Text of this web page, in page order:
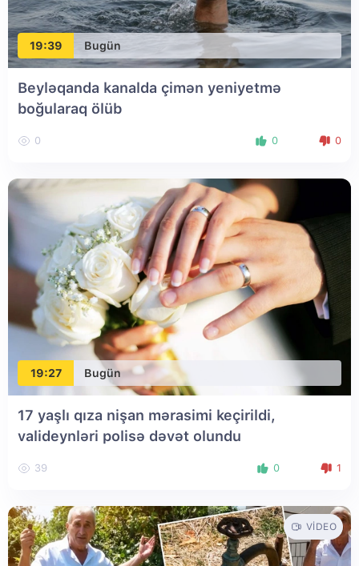
19:39 Bugün
Beyləqanda kanalda çimən yeniyetmə
boğularaq ölüb
0 0 0
19:27 Bugün
17 yaşlı qıza nişan mərasimi keçirildi,
valideynləri polisə dəvət olundu
39 0 1
VIDEO